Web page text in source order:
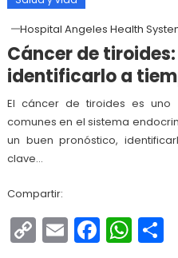
Hospital Angeles Health
Cáncer de
identificarlo a
El cáncer de tiroides es
comunes en el sistema
un buen pronóstico,
clave…
Compartir:
CopyEmail